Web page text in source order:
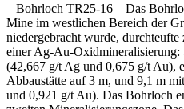
– Bohrloch TR25-16 – Das
Mine im westlichen Bereich der
niedergebracht wurde,
einer Ag-Au-
(42,667 g/t Ag und 0,675 g/t Au),
Abbaustätte auf 3 m, und 9,1 m
und 0,921 g/t Au). Das Bohrloch